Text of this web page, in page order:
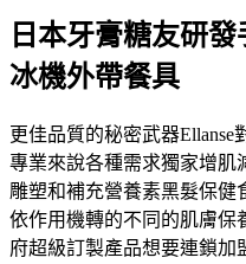
於
日本牙膏糖友研
冰機外帶餐具
更佳品質的秘密武器
專業來說各種需求獨家增肌
雕塑和補充營養素黑髮保健
依作用機轉的不同的肌膚保
府超級訂製產品想要連鎖加